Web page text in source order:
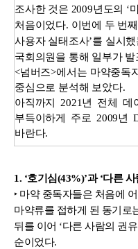
조사한 것은 2009년도의 ‘
처음이었다. 이번에 두 번
사용자 실태조사’를 실시
국회의원을 통해 일부가 발
<넘버즈>에서는 마약중독
중심으로 분석해 보았다.
아직까지 2021년 전체
부득이하게 주로 2009년
바란다.
1. ‘호기심(43%)’과 ‘다른
‣ 마약 중독자들은 처음에
마약류를 접하게 된 동기로
뒤를 이어 ‘다른 사람의 권유
순이었다.